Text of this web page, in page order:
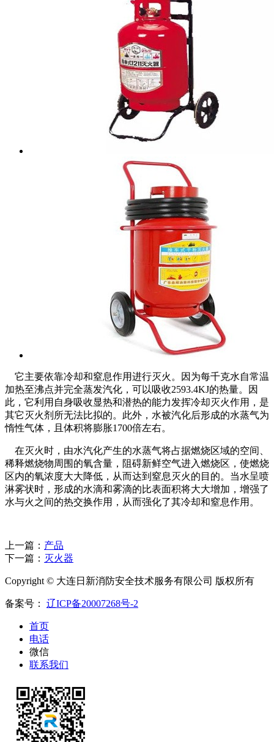
它主要依靠冷却和窒息作用进行灭火。因为每千克水自常温
加热至沸点并完全蒸发汽化，可以吸收2593.4KJ的热量。因
此，它利用自身吸收显热和潜热的能力发挥冷却灭火作用，是
其它灭火剂所无法比拟的。此外，水被汽化后形成的水蒸气为
惰性气体，且体积将膨胀1700倍左右。
在灭火时，由水汽化产生的水蒸气将占据燃烧区域的空间、
稀释燃烧物周围的氧含量，阻碍新鲜空气进入燃烧区，使燃烧
区内的氧浓度大大降低，从而达到窒息灭火的目的。当水呈喷
淋雾状时，形成的水滴和雾滴的比表面积将大大增加，增强了
水与火之间的热交换作用，从而强化了其冷却和窒息作用。
上一篇： 产品
下一篇： 灭火器
Copyright © 大连日新消防安全技术服务有限公司 版权所有
备案号： 辽ICP备20007268号-2
首页
电话
微信
联系我们